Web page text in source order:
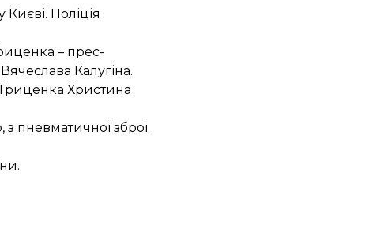
Поліція
– прес-
Калугіна.
Христина
пневматичної зброї.